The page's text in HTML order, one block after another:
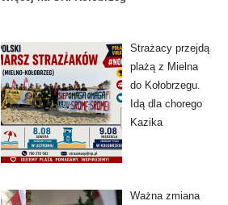
Strażacy przejdą
plażą z Mielna
do Kołobrzegu.
Idą dla chorego
Kazika
Ważna zmiana